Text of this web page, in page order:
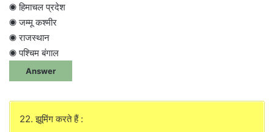
◉ हिमाचल प्रदेश
◉ जम्मू कश्मीर
◉ राजस्थान
◉ पश्चिम बंगाल
Answer
22. झूमिंग करते हैं :